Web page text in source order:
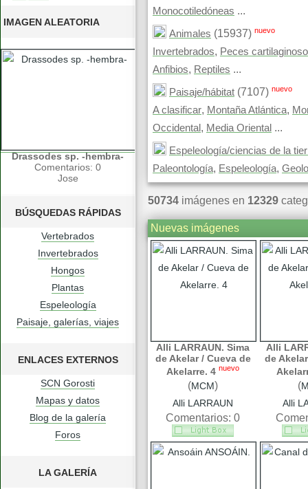
IMAGEN ALEATORIA
Drassodes sp. -hembra-
Comentarios: 0
Jose
BÚSQUEDAS RÁPIDAS
Vertebrados
Invertebrados
Hongos
Plantas
Espeleología
Paisaje, galerías, viajes
ENLACES EXTERNOS
SCN Gorosti
Mapas y datos
Blog de la galería
Foros
LA GALERÍA
Monocotiledóneas ...
Animales (15937) nuevo
Invertebrados, Peces
Anfibios, Reptiles ...
Paisaje/hábitat (7107) nuevo
A clasificar, Montaña Atlántica,
Occidental , Media Oriental ...
Espeleología/ciencias de la
Paleontología, Espeleología,
50734 imágenes en 12329
Nuevas imágenes
Alli LARRAUN. Sima
de Akelar / Cueva de
Akelarre. 4 nuevo
(MCM)
Alli LARRAUN
Comentarios: 0
Alli
de
(
Alli